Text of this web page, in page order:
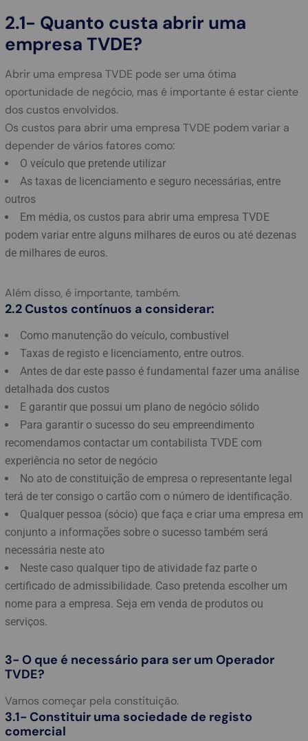
2.1- Quanto custa abrir uma
empresa TVDE?
Abrir uma empresa TVDE pode ser uma ótima
oportunidade de negócio, mas é importante é estar ciente
dos custos envolvidos.
Os custos para abrir uma empresa TVDE podem variar a
depender de vários fatores como:
O veículo que pretende utilizar
As taxas de licenciamento e seguro necessárias, entre
outros
Em média, os custos para abrir uma empresa TVDE
podem variar entre alguns milhares de euros ou até dezenas
de milhares de euros.
Além disso, é importante, também.
2.2 Custos contínuos a considerar:
Como manutenção do veículo, combustível
Taxas de registo e licenciamento, entre outros.
Antes de dar este passo é fundamental fazer uma análise
detalhada dos custos
E garantir que possui um plano de negócio sólido
Para garantir o sucesso do seu empreendimento
recomendamos contactar um contabilista TVDE com
experiência no setor de negócio
No ato de constituição de empresa o representante legal
terá de ter consigo o cartão com o número de identificação.
Qualquer pessoa (sócio) que faça e criar uma empresa em
conjunto a informações sobre o sucesso também será
necessária neste ato
Neste caso qualquer tipo de atividade faz parte o
certificado de admissibilidade. Caso pretenda escolher um
nome para a empresa. Seja em venda de produtos ou
serviços.
3- O que é necessário para ser um Operador
TVDE?
Vamos começar pela constituição.
3.1- Constituir uma sociedade de registo
comercial